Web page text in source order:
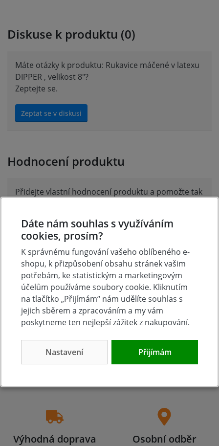
Diskuse k produktu (0)
Máte otázky k produktu: Rukavice máčené v latexu
DIPPER , velikost 8"?
Zeptejte se.
Zeptat se v diskusi
Hodnocení produktu
Přidejte vlastní hodnocení produktu a pomožte tak
Přidat vlastní hodnocení
Tradice Zboží skladem
Výhodná doprava Osobní odběr
Dáte nám souhlas s využíváním
cookies, prosím?
K správnému fungování vašeho oblíbeného e-
shopu, k přizpůsobení obsahu stránek vašim
potřebám, ke statistickým a marketingovým
účelům používáme soubory cookie. Kliknutím
na tlačítko „Přijímám“ nám udělíte souhlas s
jejich sběrem a zpracováním a my vám
poskytneme ten nejlepší zážitek z nakupování.
Nastavení Přijímám